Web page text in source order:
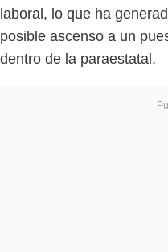
laboral, lo que ha
posible ascenso a un
dentro de la paraestatal.